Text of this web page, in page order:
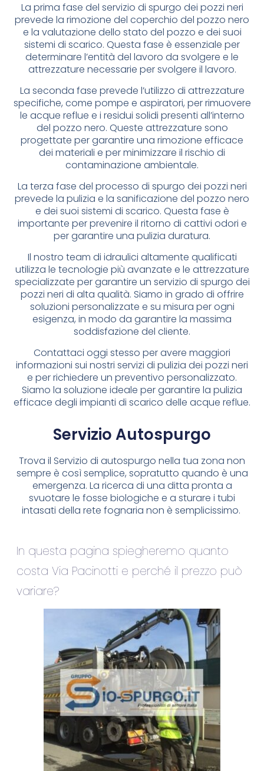
La prima fase del servizio di spurgo dei pozzi neri
prevede la rimozione del coperchio del pozzo nero
e la valutazione dello stato del pozzo e dei suoi
sistemi di scarico. Questa fase è essenziale per
determinare l’entità del lavoro da svolgere e le
attrezzature necessarie per svolgere il lavoro.
La seconda fase prevede l’utilizzo di attrezzature
specifiche, come pompe e aspiratori, per rimuovere
le acque reflue e i residui solidi presenti all’interno
del pozzo nero. Queste attrezzature sono
progettate per garantire una rimozione efficace
dei materiali e per minimizzare il rischio di
contaminazione ambientale.
La terza fase del processo di spurgo dei pozzi neri
prevede la pulizia e la sanificazione del pozzo nero
e dei suoi sistemi di scarico. Questa fase è
importante per prevenire il ritorno di cattivi odori e
per garantire una pulizia duratura.
Il nostro team di idraulici altamente qualificati
utilizza le tecnologie più avanzate e le attrezzature
specializzate per garantire un servizio di spurgo dei
pozzi neri di alta qualità. Siamo in grado di offrire
soluzioni personalizzate e su misura per ogni
esigenza, in modo da garantire la massima
soddisfazione del cliente.
Contattaci oggi stesso per avere maggiori
informazioni sui nostri servizi di pulizia dei pozzi neri
e per richiedere un preventivo personalizzato.
Siamo la soluzione ideale per garantire la pulizia
efficace degli impianti di scarico delle acque reflue.
Servizio Autospurgo
Trova il Servizio di autospurgo nella tua zona non
sempre è così semplice, sopratutto quando è una
emergenza. La ricerca di una ditta pronta a
svuotare le fosse biologiche e a sturare i tubi
intasati della rete fognaria non è semplicissimo.
In questa pagina spiegheremo quanto
costa Via Pacinotti e perché il prezzo può
variare?